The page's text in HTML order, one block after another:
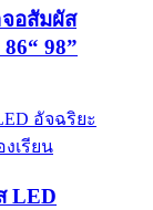
อสัมผัส
98”
LED